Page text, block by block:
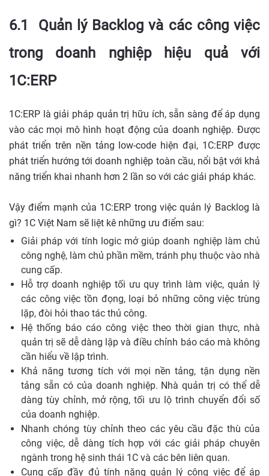
6.1 Quản lý Backlog và các công việc
trong doanh nghiệp hiệu quả với
1C:ERP
1C:ERP là giải pháp quản trị hữu ích, sẵn sàng để áp dụng
vào các mọi mô hình hoạt động của doanh nghiệp. Được
phát triển trên nền tảng low-code hiện đại, 1C:ERP được
phát triển hướng tới doanh nghiệp toàn cầu, nổi bật với khả
năng triển khai nhanh hơn 2 lần so với các giải pháp khác.
Vậy điểm mạnh của 1C:ERP trong việc quản lý Backlog là
gì? 1C Việt Nam sẽ liệt kê những ưu điểm sau:
Giải pháp với tính logic mở giúp doanh nghiệp làm chủ
công nghệ, làm chủ phần mềm, tránh phụ thuộc vào nhà
cung cấp.
Hỗ trợ doanh nghiệp tối ưu quy trình làm việc, quản lý
các công việc tồn đọng, loại bỏ những công việc trùng
lặp, đòi hỏi thao tác thủ công.
Hệ thống báo cáo công việc theo thời gian thực, nhà
quản trị sẽ dễ dàng lập và điều chỉnh báo cáo mà không
cần hiểu về lập trình.
Khả năng tương tích với mọi nền tảng, tận dụng nền
tảng sẵn có của doanh nghiệp. Nhà quản trị có thể dễ
dàng tùy chỉnh, mở rộng, tối ưu lộ trình chuyển đổi số
của doanh nghiệp.
Nhanh chóng tùy chỉnh theo các yêu cầu đặc thù của
công việc, dễ dàng tích hợp với các giải pháp chuyên
ngành trong hệ sinh thái 1C và các bên liên quan.
Cung cấp đầy đủ tính năng quản lý công việc để áp